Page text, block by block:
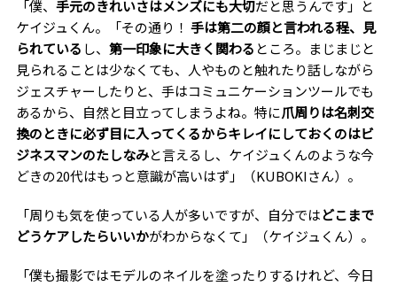
「僕、 手元のきれいさはメンズにも大切だと思うんです」と
ケイジュくん。「その通り！ 手は第二の顔と言われる程、見
られている し、 第一印象に大きく関わる ところ。まじまじと
見られることは少なくても、人やものと触れたり話しながら
ジェスチャーしたりと、手はコミュニケーションツールでも
あるから、自然と目立ってしまうよね。特に爪周りは名刺交
換のときに必ず目に入ってくるからキレイにしておくのはビ
ジネスマンのたしなみと言えるし、ケイジュくんのような今
どきの20代はもっと意識が高いはず」（KUBOKIさん）。
「周りも気を使っている人が多いですが、自分ではどこまで
どうケアしたらいいかがわからなくて」（ケイジュくん）。
「僕も撮影ではモデルのネイルを塗ったりするけれど、今日